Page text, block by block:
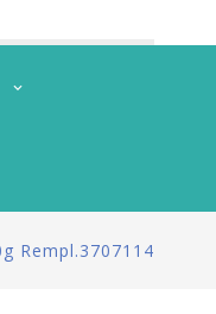
Rempl.3707114